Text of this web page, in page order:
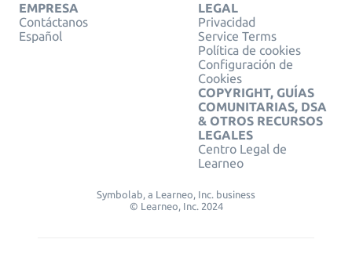
EMPRESA
Contáctanos
Español
LEGAL
Privacidad
Service Terms
Política de cookies
Configuración de
Cookies
COPYRIGHT, GUÍAS
COMUNITARIAS, DSA
& OTROS RECURSOS
LEGALES
Centro Legal de
Learneo
Symbolab, a Learneo, Inc. business
© Learneo, Inc. 2024